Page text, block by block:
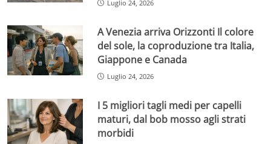
Luglio 24, 2026
A Venezia arriva Orizzonti Il colore
del sole, la coproduzione tra Italia,
Giappone e Canada
Luglio 24, 2026
I 5 migliori tagli medi per capelli
maturi, dal bob mosso agli strati
morbidi